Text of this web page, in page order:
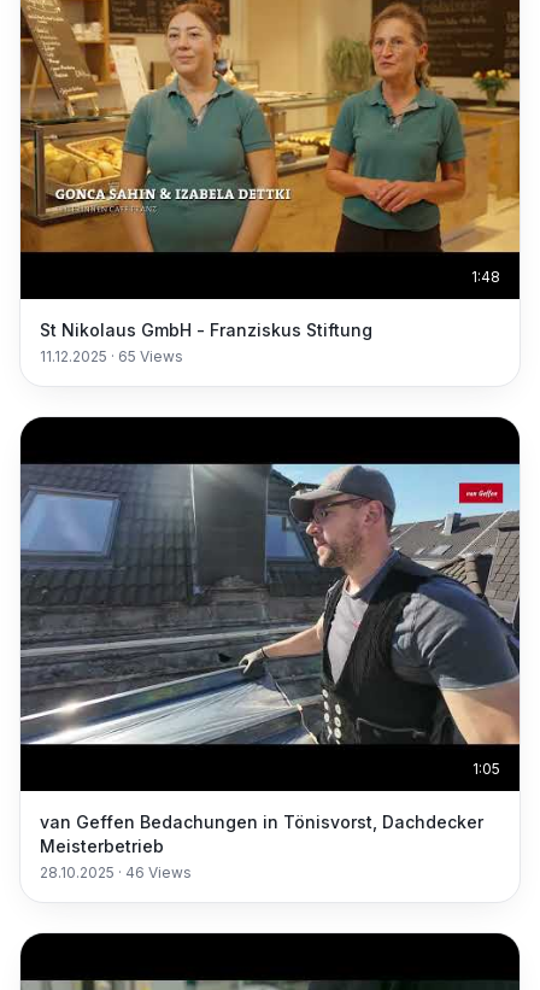
1:48
St Nikolaus GmbH - Franziskus Stiftung
11.12.2025 · 65 Views
1:05
van Geffen Bedachungen in Tönisvorst, Dachdecker
Meisterbetrieb
28.10.2025 · 46 Views